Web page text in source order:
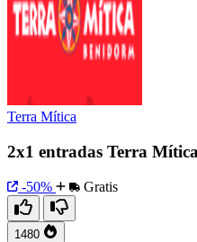
Terra Mítica
2x1 entradas Terra
-50% Gratis
1480